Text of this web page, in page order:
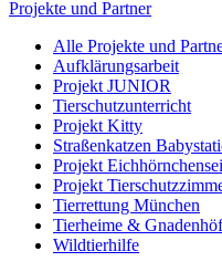
Projekte und Partner
Alle Projekte und
Aufklärungsarbeit
Projekt JUNIOR
Tierschutzunterricht
Projekt Kitty
Straßenkatzen
Projekt
Projekt
Tierrettung München
Tierheime &
Wildtierhilfe